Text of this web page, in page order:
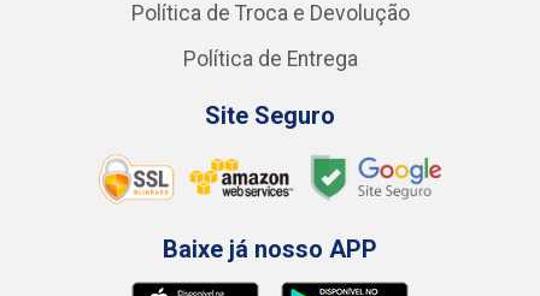
Política de Troca e Devolução
Política de Entrega
Site Seguro
Baixe já nosso APP